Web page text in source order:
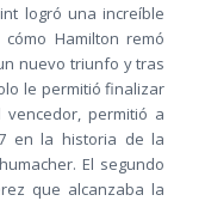
logró una increíble
Hamilton remó
nuevo triunfo y tras
le permitió finalizar
permitió a
en la historia de la
El segundo
que alcanzaba la